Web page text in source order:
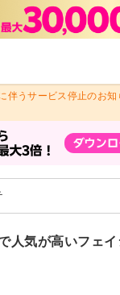
伴うサービス停止のお
人気が高いフェ